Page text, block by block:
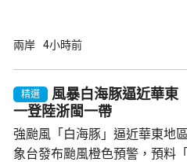
意味中國時隔一年首次間接證
去年8月11日參與南海一線維
追記一等功。25歲的程龍同日
中不幸犧牲，同樣追記一等功
兩岸 4小時前
精選
風暴白海豚逼近華
一登陸浙閩一帶
強颱風「白海豚」逼近華東地
象台發布颱風橙色預警，預料